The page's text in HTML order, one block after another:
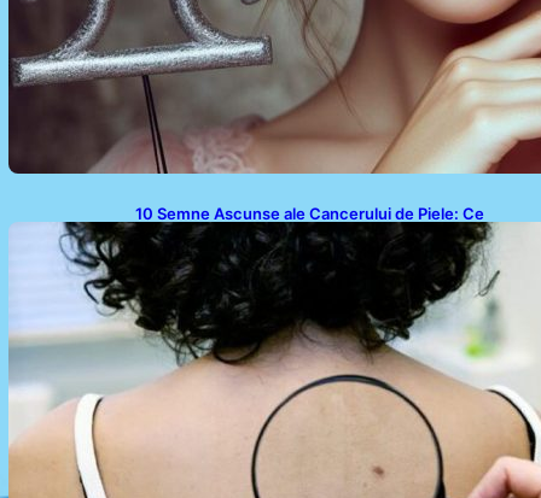
10 Semne Ascunse ale Cancerului de Piele: Ce
Trebuie să Știm pentru a Ne Proteja